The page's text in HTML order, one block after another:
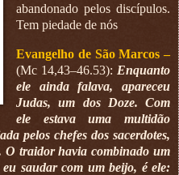
abandonado pelos discípulos.
Tem piedade de nós
Evangelho de São Marcos –
(Mc 14,43–46.53): Enquanto
ele ainda falava, apareceu
Judas, um dos Doze. Com
ele estava uma multidão
pelos chefes dos sacerdotes,
O traidor havia combinado um
saudar com um beijo, é ele: